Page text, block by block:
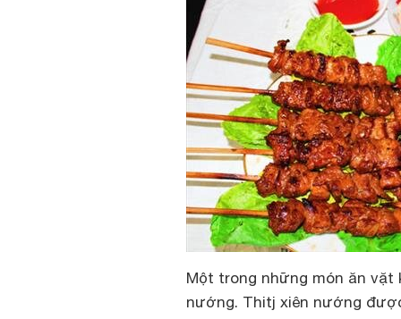
Một trong những món ăn vặt
nướng. Thitj xiên nướng